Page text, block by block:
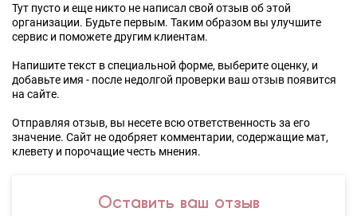
Тут пусто и еще никто не написал свой отзыв об этой
организации. Будьте первым. Таким образом вы улучшите
сервис и поможете другим клиентам.
Напишите текст в специальной форме, выберите оценку, и
добавьте имя - после недолгой проверки ваш отзыв появится
на сайте.
Отправляя отзыв, вы несете всю ответственность за его
значение. Сайт не одобряет комментарии, содержащие мат,
клевету и порочащие честь мнения.
Оставить ваш отзыв